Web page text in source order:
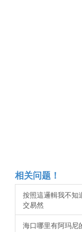
相关问题！
按照這邏輯我不知
交易然
海口哪里有阿玛尼